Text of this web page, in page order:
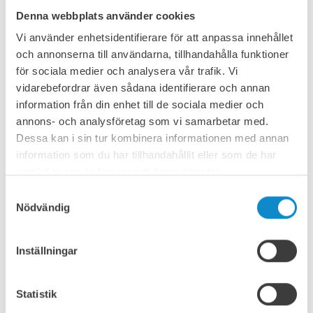
Denna webbplats använder cookies
Vi använder enhetsidentifierare för att anpassa innehållet
och annonserna till användarna, tillhandahålla funktioner
för sociala medier och analysera vår trafik. Vi
vidarebefordrar även sådana identifierare och annan
information från din enhet till de sociala medier och
annons- och analysföretag som vi samarbetar med.
Dessa kan i sin tur kombinera informationen med annan
information som du har tillhandahållit eller som de har
Nödvändig
Inställningar
Statistik
Siktar används för att separera och klassificera olika
storlekar av krossat berg, grus och andra bulkmaterial. De
säkerställer att slutprodukten uppfyller specifika
storlekskrav för byggande, gruvdrift och andra industriella
applikationer.
Lutze Group är en distributör av olika varumärken och
erbjuder en mängd horisontella, lutande och
bananformade mobila och stationära siktar samt
trumsiktar för ett brett spektrum av applikationer:
Metso i Danmark
Sandvik i Tyskland, Belgien, Nederländerna och
SMT Stichweh i Belgien och Nederländerna
Bläddra bland bilderna på vänster sida för att se några av
Utöver vårt utbud av siktar kan vi även erbjuda ett brett